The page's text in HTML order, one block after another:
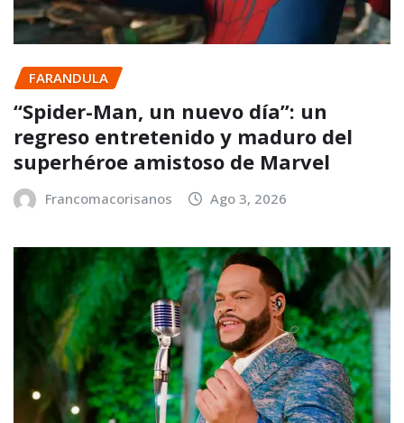
FARANDULA
“Spider-Man, un nuevo día”: un
regreso entretenido y maduro del
superhéroe amistoso de Marvel
Francomacorisanos Ago 3, 2026